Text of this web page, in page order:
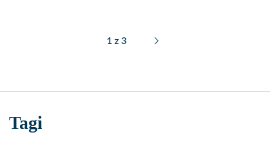
wieku zarówno kobiety, jak i mężczyźni spali w koszulach, a panowie
piżamy wskoczyli już na początku XX wieku. Kobiety spały
wyłącznie w koszulach nocnych do końca pierwszej płowy
1 z 3
Tagi